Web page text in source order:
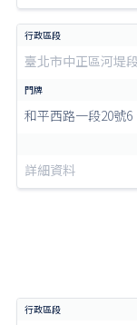
臺北市中正區河堤
和平西路一段20號6
詳細資料